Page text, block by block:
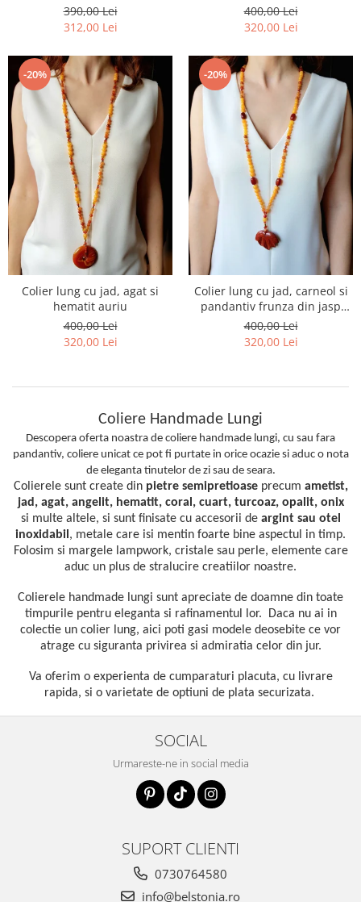
390,00 Lei
312,00 Lei
400,00 Lei
320,00 Lei
-20%
Colier lung cu jad, agat si
hematit auriu
400,00 Lei
320,00 Lei
-20%
Colier lung cu jad, carneol si
pandantiv frunza din jasp
rosu
400,00 Lei
320,00 Lei
Coliere Handmade Lungi
Descopera oferta noastra de coliere handmade lungi, cu sau fara
pandantiv, coliere unicat ce pot fi purtate in orice ocazie si aduc o nota
de eleganta tinutelor de zi sau de seara.
Colierele sunt create din pietre semipretioaseprecum ametist,
jad, agat, angelit, hematit, coral, cuart, turcoaz, opalit, onix
si multe altele, si sunt finisate cu accesorii de argint sau otel
inoxidabil , metale care isi mentin foarte bine aspectul in timp.
Folosim si margele lampwork, cristale sau perle, elemente care
aduc un plus de stralucire creatiilor noastre.
Colierele handmade lungi sunt apreciate de doamne din toate
timpurile pentru eleganta si rafinamentul lor. Daca nu ai in
colectie un colier lung, aici poti gasi modele deosebite ce vor
atrage cu siguranta privirea si admiratia celor din jur.
Va oferim o experienta de cumparaturi placuta, cu livrare
rapida, si o varietate de optiuni de plata securizata.
SOCIAL
Urmareste-ne in social media
SUPORT CLIENTI
0730764580
info@belstonia.ro